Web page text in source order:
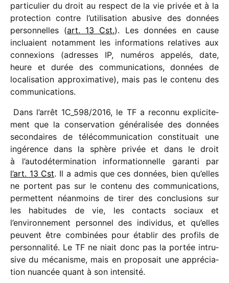
parti­cu­lier du droit au respect de la vie privée et à la
protec­tion contre l’utilisation abusive des données
person­nelles (art. 13 Cst.). Les données en cause
incluaient notam­ment les infor­ma­tions rela­tives aux
connexions (adresses IP, numé­ros appe­lés, date,
heure et durée des commu­ni­ca­tions, données de
loca­li­sa­tion approxi­ma­tive), mais pas le contenu des
communications.
Dans l’arrêt 1C_​598/​2016, le TF a reconnu expli­ci­te­
ment que la conser­va­tion géné­ra­li­sée des données
secon­daires de télé­com­mu­ni­ca­tion consti­tuait une
ingé­rence dans la sphère privée et dans le droit
à l’autodétermination infor­ma­tion­nelle garanti par
l’art. 13 Cst. Il a admis que ces données, bien qu’elles
ne portent pas sur le contenu des commu­ni­ca­tions,
permettent néan­moins de tirer des conclu­sions sur
les habi­tudes de vie, les contacts sociaux et
l’environnement person­nel des indi­vi­dus, et qu’elles
peuvent être combi­nées pour établir des profils de
person­na­lité. Le TF ne niait donc pas la portée intru­
sive du méca­nisme, mais en propo­sait une appré­cia­
tion nuan­cée quant à son intensité.